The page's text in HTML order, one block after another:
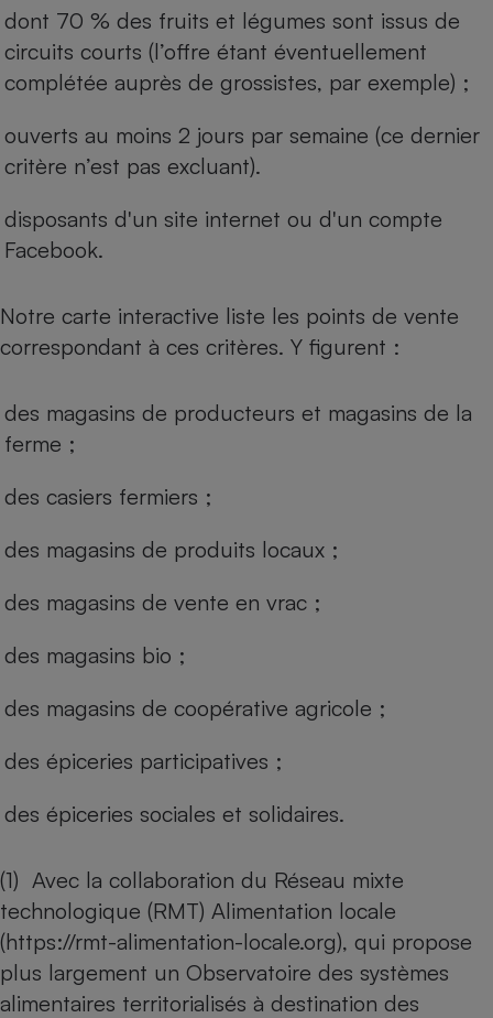
dont 70 % des fruits et légumes sont issus de
circuits courts (l’offre étant éventuellement
complétée auprès de grossistes, par exemple) ;
ouverts au moins 2 jours par semaine (ce dernier
critère n’est pas excluant).
disposants d'un site internet ou d'un compte
Facebook.
Notre carte interactive liste les points de vente
correspondant à ces critères. Y figurent :
des magasins de producteurs et magasins de la
ferme ;
des casiers fermiers ;
des magasins de produits locaux ;
des magasins de vente en vrac ;
des magasins bio ;
des magasins de coopérative agricole ;
des épiceries participatives ;
des épiceries sociales et solidaires.
(1) Avec la collaboration du Réseau mixte
technologique (RMT) Alimentation locale
(https://rmt-alimentation-locale.org), qui propose
plus largement un Observatoire des systèmes
alimentaires territorialisés à destination des